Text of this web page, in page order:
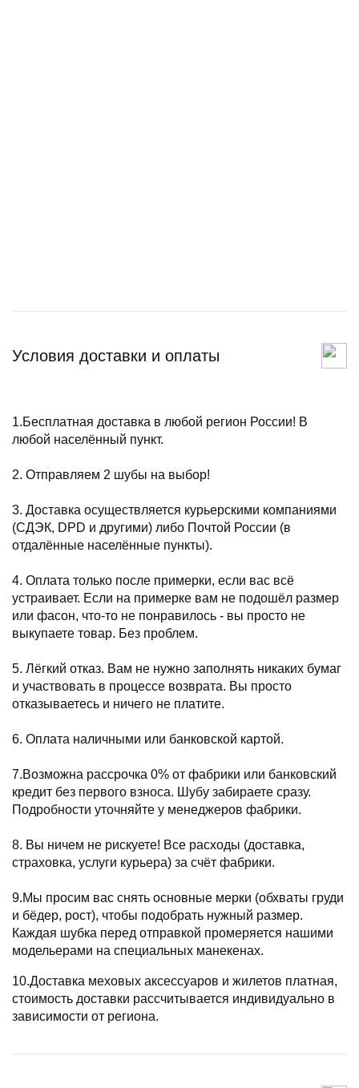
Условия доставки и оплаты
1.Бесплатная доставка в любой регион России! В
любой населённый пункт.
2. Отправляем 2 шубы на выбор!
3. Доставка осуществляется курьерскими компаниями
(СДЭК, DPD и другими) либо Почтой России (в
отдалённые населённые пункты).
4. Оплата только после примерки, если вас всё
устраивает. Если на примерке вам не подошёл размер
или фасон, что-то не понравилось - вы просто не
выкупаете товар. Без проблем.
5. Лёгкий отказ. Вам не нужно заполнять никаких бумаг
и участвовать в процессе возврата. Вы просто
отказываетесь и ничего не платите.
6. Оплата наличными или банковской картой.
7.Возможна рассрочка 0% от фабрики или банковский
кредит без первого взноса. Шубу забираете сразу.
Подробности уточняйте у менеджеров фабрики.
8. Вы ничем не рискуете! Все расходы (доставка,
страховка, услуги курьера) за счёт фабрики.
9.Мы просим вас снять основные мерки (обхваты груди
и бёдер, рост), чтобы подобрать нужный размер.
Каждая шубка перед отправкой промеряется нашими
модельерами на специальных манекенах.
10.Доставка меховых аксессуаров и жилетов платная,
стоимость доставки рассчитывается индивидуально в
зависимости от региона.